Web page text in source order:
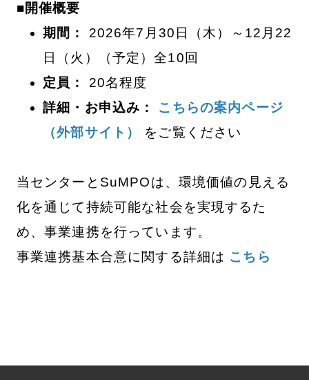
■開催概要
期間：
2026年7月30日（木）～12月22
日（火）（予定）全10回
定員：
20名程度
詳細・お申込み：
こちらの案内ページ
（外部サイト）
をご覧ください
当センターとSuMPOは、環境価値の見える
化を通じて持続可能な社会を実現するた
め、事業連携を行っています。
事業連携基本合意に関する詳細は こちら